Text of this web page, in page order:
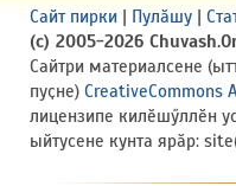
Сайт пирки | Пулӑшу |
(c) 2005-2026
Сайтри материалсене
пуҫне) CreativeCommons
лицензипе килӗшӳллӗн
ыйтусене кунта ярӑр: